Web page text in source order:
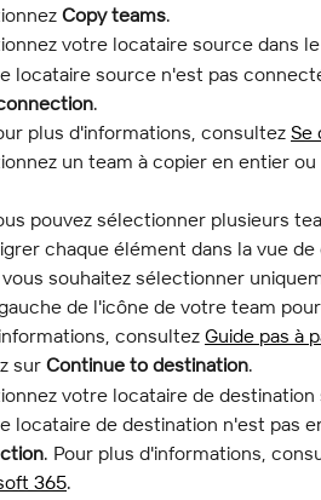
Copy teams.
votre locataire source dans
locataire source n'est pas
.
plus d'informations, consultez Se
un team à copier en entier
pouvez sélectionner plusieurs
chaque élément dans la vue de
vous souhaitez sélectionner
de l'icône de votre team
consultez Guide pas à
sur Continue to destination.
votre locataire de
locataire de destination n'est pas
. Pour plus d'informations,
365.